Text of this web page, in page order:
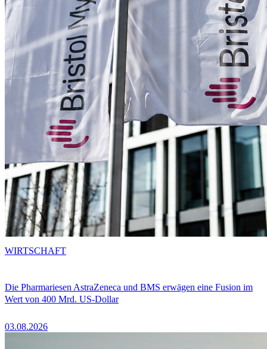
Die Pharmariesen AstraZeneca und BMS erwägen eine Fusion im
Wert von 400 Mrd. US-Dollar
03.08.2026
WIRTSCHAFT